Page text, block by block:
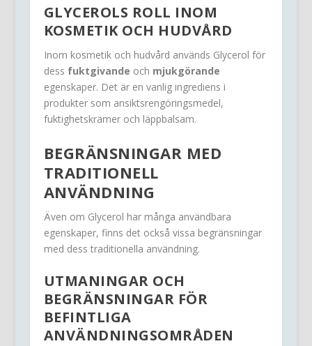
GLYCEROLS ROLL INOM
KOSMETIK OCH HUDVÅRD
Inom kosmetik och hudvård används Glycerol för
dess fuktgivande och mjukgörande
egenskaper. Det är en vanlig ingrediens i
produkter som ansiktsrengöringsmedel,
fuktighetskrämer och läppbalsam.
BEGRÄNSNINGAR MED
TRADITIONELL
ANVÄNDNING
Även om Glycerol har många användbara
egenskaper, finns det också vissa begränsningar
med dess traditionella användning.
UTMANINGAR OCH
BEGRÄNSNINGAR FÖR
BEFINTLIGA
ANVÄNDNINGSOMRÅDEN